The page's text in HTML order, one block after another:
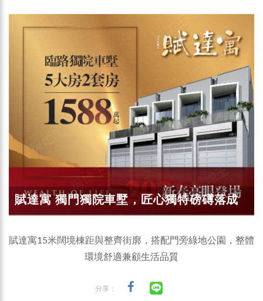
賦達寓 獨門獨院車墅，匠心獨特磅礡落成
賦達寓15米闊境棟距與整齊街廓，搭配門旁綠地公園，整體
環境舒適兼顧生活品質
分享：